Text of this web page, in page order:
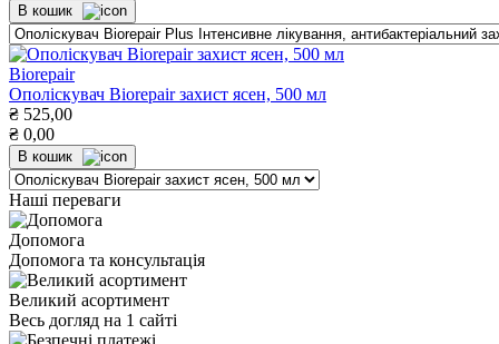
В кошик
Biorepair
Ополіскувач Biorepair захист ясен, 500 мл
₴ 525,00
₴ 0,00
В кошик
Наші переваги
Допомога
Допомога та консультація
Великий асортимент
Весь догляд на 1 сайті